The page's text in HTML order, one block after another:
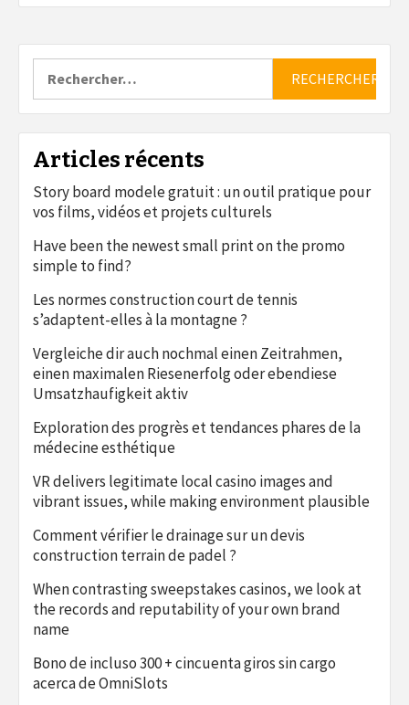
Articles récents
Story board modele gratuit : un outil pratique pour
vos films, vidéos et projets culturels
Have been the newest small print on the promo
simple to find?
Les normes construction court de tennis
s’adaptent-elles à la montagne ?
Vergleiche dir auch nochmal einen Zeitrahmen,
einen maximalen Riesenerfolg oder ebendiese
Umsatzhaufigkeit aktiv
Exploration des progrès et tendances phares de la
médecine esthétique
VR delivers legitimate local casino images and
vibrant issues, while making environment plausible
Comment vérifier le drainage sur un devis
construction terrain de padel ?
When contrasting sweepstakes casinos, we look at
the records and reputability of your own brand
name
Bono de incluso 300 + cincuenta giros sin cargo
acerca de OmniSlots